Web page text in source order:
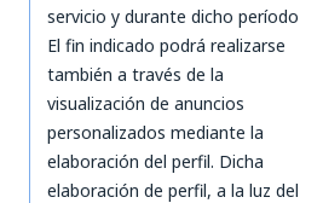
servicio y durante dicho período.
El fin indicado podrá realizarse
también a través de la
visualización de anuncios
personalizados mediante la
elaboración del perfil. Dicha
elaboración de perfil, a la luz del